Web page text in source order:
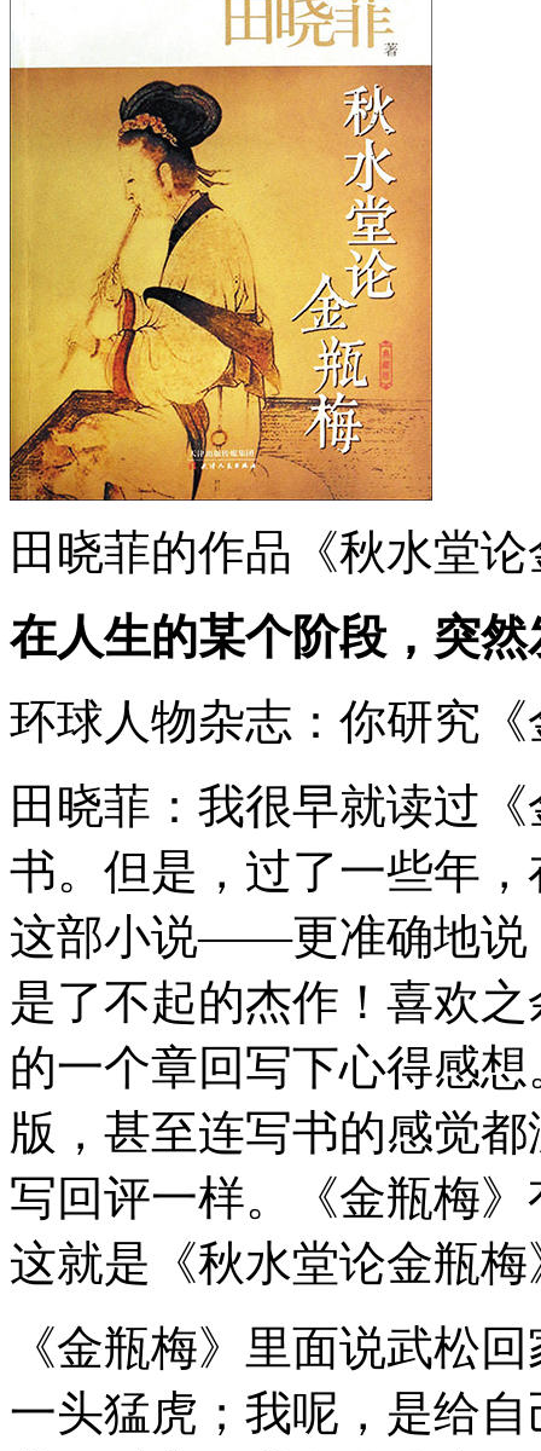
田晓菲的作品《秋水堂
在人生的某个阶段，突
环球人物杂志：你研究
田晓菲：我很早就读过
书。但是，过了一些年
这部小说——更准确地
是了不起的杰作！喜欢
的一个章回写下心得感
版，甚至连写书的感觉
写回评一样。《金瓶梅
这就是《秋水堂论金瓶
《金瓶梅》里面说武松
一头猛虎；我呢，是给